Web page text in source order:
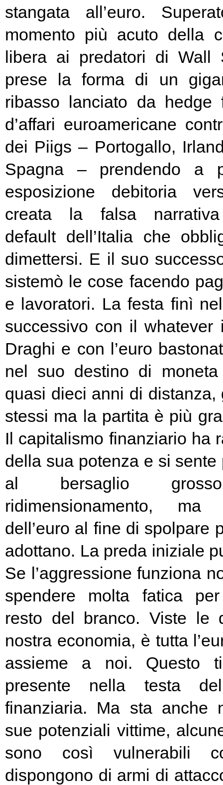
stangata all’euro.
momento più acuto della
libera ai predatori di Wall
prese la forma di un
ribasso lanciato da hedge
d’affari euroamericane
dei Piigs – Portogallo,
Spagna – prendendo a
esposizione debitoria
creata la falsa narrativa
default dell’Italia che
dimettersi. E il suo
sistemò le cose facendo
e lavoratori. La festa finì
successivo con il whatever
Draghi e con l’euro
nel suo destino di
quasi dieci anni di
stessi ma la partita è più
Il capitalismo finanziario ha
della sua potenza e si sente
al bersaglio
ridimensionamento,
dell’euro al fine di spolpare
adottano. La preda iniziale
Se l’aggressione funziona
spendere molta fatica
resto del branco. Viste le
nostra economia, è tutta
assieme a noi. Questo
presente nella testa
finanziaria. Ma sta anche
sue potenziali vittime,
sono così vulnerabili
dispongono di armi di